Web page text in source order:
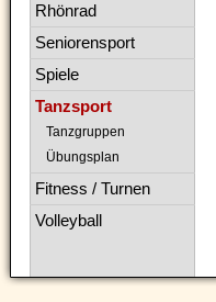
Rhönrad
Seniorensport
Spiele
Tanzsport
Tanzgruppen
Übungsplan
Fitness / Turnen
Volleyball
Navigation